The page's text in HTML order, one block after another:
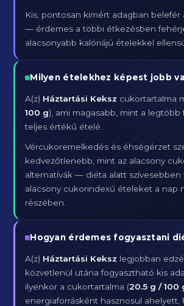
Kis, pontosan kimért adagban belefér
— érdemes a többi étkezésben
alacsonyabb kalóriájú ételekkel
Milyen ételekhez képest jobb
A(z) Háztartási Keksz cukortartalma
100 g), ami magasabb, mint a legtöbb
teljes értékű ételé.
Vércukoremelkedés és éhségérzet
kedvezőtlenebb, mint az alacsony
alternatívák — diéta alatt szívesebben
alacsony cukorindexű ételeket a nap
részében.
Hogyan érdemes fogyasztani
A(z) Háztartási Keksz legjobban
közvetlenül utána fogyasztható kis
ilyenkor a cukortartalma (20.5 g / 100
energiaforrásként hasznosul ahelyett,